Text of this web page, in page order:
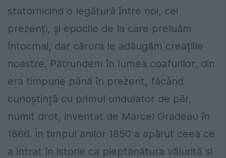
statornicind o legătură între noi, cei
prezenți, și epocile de la care preluăm
întocmai, dar cărora le adăugăm creațiile
noastre. Pătrundem în lumea coafurilor, din
era timpurie până în prezent, făcând
cunoștință cu primul ondulator de păr,
numit drot, inventat de Marcel Gradeau în
1866. În timpul anilor 1850 a apărut ceea ce
a intrat în istorie ca pieptănătura vălurită si